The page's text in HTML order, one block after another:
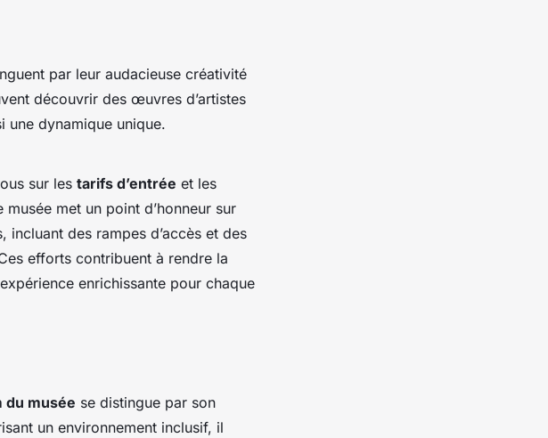
par leur audacieuse créativité
découvrir des œuvres d’artistes
une dynamique unique.
sur les tarifs d’entrée et les
met un point d’honneur sur
des rampes d’accès et des
efforts contribuent à rendre la
enrichissante pour chaque
du musée se distingue par son
un environnement inclusif, il